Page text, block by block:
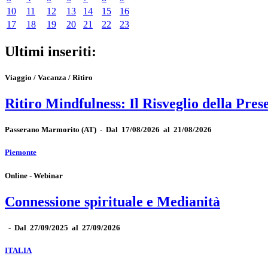
10
11 12 13 14 15
16
17
18 19 20 21 22 23
Ultimi inseriti:
Viaggio / Vacanza / Ritiro
Ritiro Mindfulness: Il Risveglio della
Passerano Marmorito (AT) - Dal 17/08/2026 al 21/08/2026
Piemonte
Online - Webinar
Connessione spirituale e Medianità
- Dal 27/09/2025 al 27/09/2026
ITALIA